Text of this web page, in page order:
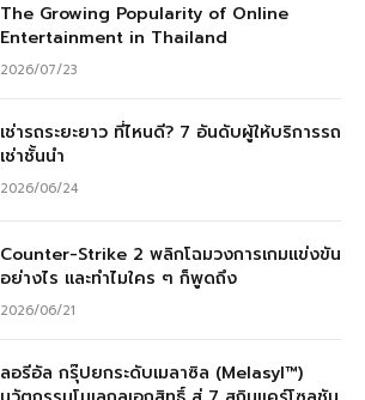
The Growing Popularity of Online
Entertainment in Thailand
2026/07/23
เช่ารถระยะยาว ที่ไหนดี? 7 อันดับผู้ให้บริการรถ
เช่าชั้นนำ
2026/06/24
Counter-Strike 2 พลิกโฉมวงการเกมแข่งขัน
อย่างไร และทำไมใคร ๆ ก็พูดถึง
2026/06/21
ลอรีอัล กรุ๊ปยกระดับเมลาซิล (Melasyl™)